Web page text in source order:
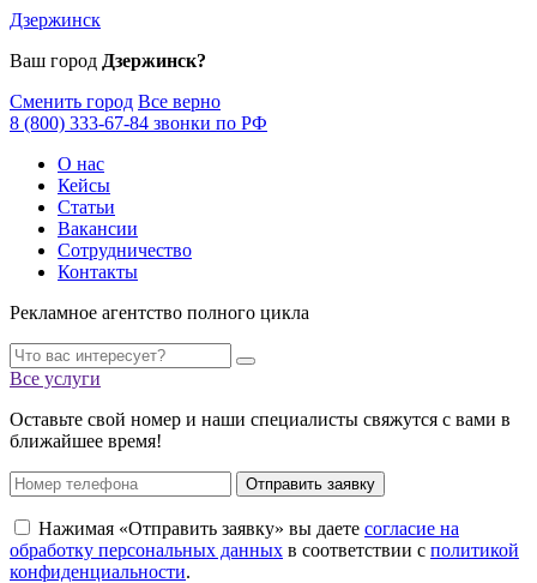
Дзержинск
Ваш город Дзержинск?
Сменить город Все верно
8 (800) 333-67-84 звонки по РФ
О нас
Кейсы
Статьи
Вакансии
Сотрудничество
Контакты
Рекламное агентство полного цикла
Все услуги
Оставьте свой номер и наши специалисты свяжутся с вами в
ближайшее время!
Отправить заявку
Нажимая «Отправить заявку» вы даете согласие на
обработку персональных данных в соответствии с политикой
конфиденциальности.